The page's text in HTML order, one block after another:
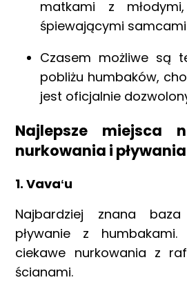
matkami z
śpiewającymi samcami
Czasem możliwe są
pobliżu humbaków,
jest oficjalnie
Najlepsze miejsca
nurkowania i
1.Vavaʻu
Najbardziej znana
pływanie z humbakami.
ciekawe nurkowania z
ścianami.